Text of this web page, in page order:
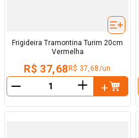
Frigideira Tramontina Turim 20cm
Vermelha
R$ 37,68 R$ 37,68/un
＋